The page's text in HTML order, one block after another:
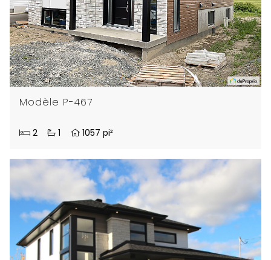
Modèle P-467
2 1 1057 pi²